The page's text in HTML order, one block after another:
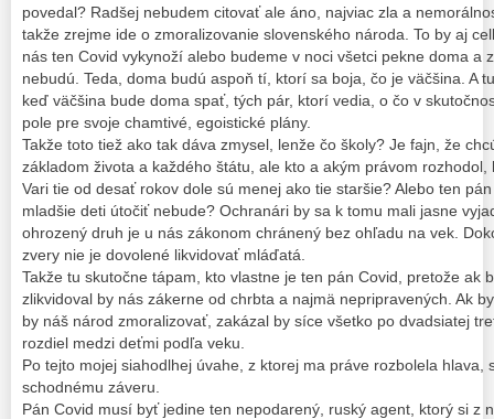
povedal? Radšej nebudem citovať ale áno, najviac zla a
takže zrejme ide o zmoralizovanie slovenského národa. To by aj
nás ten Covid vykynoží alebo budeme v noci všetci pekne doma a
nebudú. Teda, doma budú aspoň tí, ktorí sa boja, čo je väčšina. A
keď väčšina bude doma spať, tých pár, ktorí vedia, o čo v
pole pre svoje chamtivé, egoistické plány.
Takže toto tiež ako tak dáva zmysel, lenže čo školy? Je fajn, že
základom života a každého štátu, ale kto a akým právom
Vari tie od desať rokov dole sú menej ako tie staršie? Alebo ten
mladšie deti útočiť nebude? Ochranári by sa k tomu mali jasne
ohrozený druh je u nás zákonom chránený bez ohľadu na vek.
zvery nie je dovolené likvidovať mláďatá.
Takže tu skutočne tápam, kto vlastne je ten pán Covid, pretože ak
zlikvidoval by nás zákerne od chrbta a najmä nepripravených. Ak
by náš národ zmoralizovať, zakázal by síce všetko po dvadsiatej
rozdiel medzi deťmi podľa veku.
Po tejto mojej siahodlhej úvahe, z ktorej ma práve rozbolela hlava,
schodnému záveru.
Pán Covid musí byť jedine ten nepodarený, ruský agent, ktorý si z